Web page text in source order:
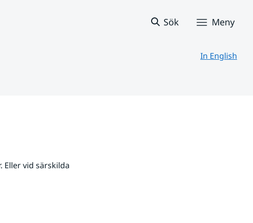
Sök Meny
In English
Eller vid särskilda